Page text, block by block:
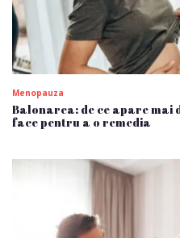
Menopauza
Balonarea: de ce apare mai
face pentru a o remedia